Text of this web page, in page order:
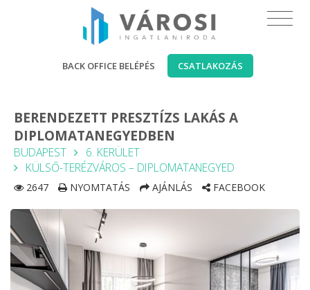
BACK OFFICE BELÉPÉS CSATLAKOZÁS
BERENDEZETT PRESZTÍZS LAKÁS A
DIPLOMATANEGYEDBEN
BUDAPEST
6. KERÜLET
KÜLSŐ-TERÉZVÁROS – DIPLOMATANEGYED
2647 NYOMTATÁS AJÁNLÁS FACEBOOK